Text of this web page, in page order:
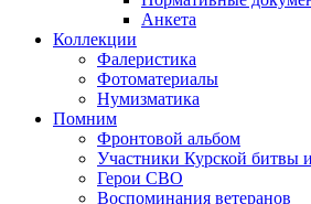
Анкета
Коллекции
Фалеристика
Фотоматериалы
Нумизматика
Помним
Фронтовой альбом
Участники Курской битвы
Герои СВО
Воспоминания ветеранов